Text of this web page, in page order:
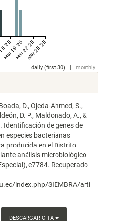
'25
Mar 19 '25Mar 22 '25Mar 25 '25
daily (first 30) monthly
D., Ojeda-Ahmed, S.,
D. P., Maldonado, A., &
Identificación de genes de
especies bacterianas
producida en el Distrito
análisis microbiológico
e7784. Recuperado
index.php/SIEMBRA/arti
DESCARGAR CITA